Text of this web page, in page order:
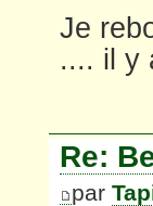
Je
.... il y
Re:
par